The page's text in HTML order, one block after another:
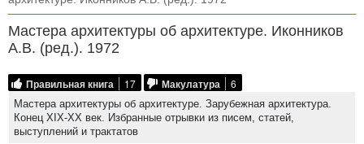
Мастера архитектуры об архитектуре. Иконников
А.В. (ред.). 1972
Правильная книга 17 Макулатура 6
Мастера архитектуры об архитектуре. Зарубежная архитектура.
Конец XIX-XX век. Избранные отрывки из писем, статей,
выступлений и трактатов